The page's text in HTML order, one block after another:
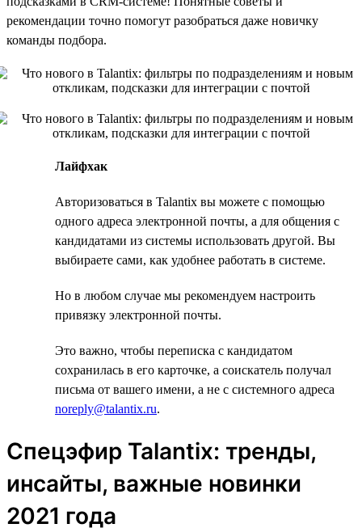
рекомендации точно помогут разобраться даже новичку
команды подбора.
Лайфхак
Авторизоваться в Talantix вы можете с помощью
одного адреса электронной почты, а для общения с
кандидатами из системы использовать другой. Вы
выбираете сами, как удобнее работать в системе.
Но в любом случае мы рекомендуем настроить
привязку электронной почты.
Это важно, чтобы переписка с кандидатом
сохранилась в его карточке, а соискатель получал
письма от вашего имени, а не с системного адреса
noreply@talantix.ru.
Спецэфир Talantiх: тренды,
инсайты, важные новинки
2021 года